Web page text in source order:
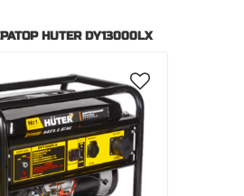
HUTER DY13000LX